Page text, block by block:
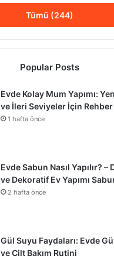
Tümü (244)
Popular Posts
Evde Kolay Mum Yapımı:
ve İleri Seviyeler İçin Rehber
1 hafta önce
Evde Sabun Nasıl Yapılır? –
ve Dekoratif Ev Yapımı
2 hafta önce
Gül Suyu Faydaları: Evde
ve Cilt Bakım Rutini